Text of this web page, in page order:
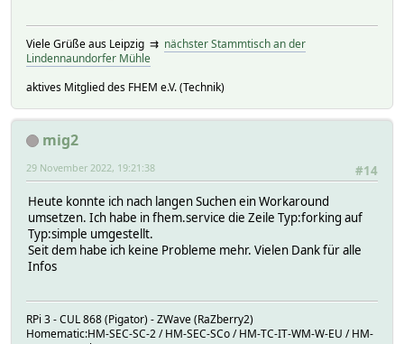
Viele Grüße aus Leipzig ⇉ nächster Stammtisch an der
Lindennaundorfer Mühle
aktives Mitglied des FHEM e.V. (Technik)
mig2
#14
29 November 2022, 19:21:38
Heute konnte ich nach langen Suchen ein Workaround
umsetzen. Ich habe in fhem.service die Zeile Typ:forking auf
Typ:simple umgestellt.
Seit dem habe ich keine Probleme mehr. Vielen Dank für alle
Infos
RPi 3 - CUL 868 (Pigator) - ZWave (RaZberry2)
Homematic:HM-SEC-SC-2 / HM-SEC-SCo / HM-TC-IT-WM-W-EU / HM-